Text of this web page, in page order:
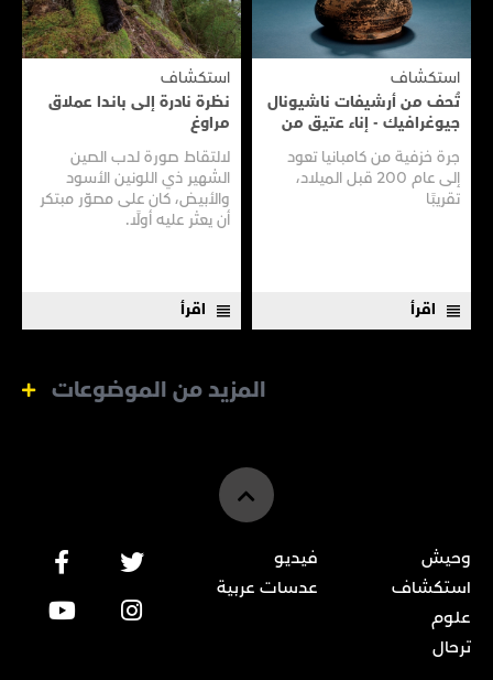
استكشاف
تُحف من أرشيفات ناشيونال
جيوغرافيك - إناء عتيق من
جرة خزفية من كامبانيا تعود
إلى عام 200 قبل الميلاد،
تقريبًا
اقرأ
استكشاف
نظرة نادرة إلى بانـدا عملاق
مراوغ
لالتقاط صورة لدب الصين
الشهير ذي اللونين الأسود
والأبيض، كان على مصوّر مبتكر
أن يعثر عليه أولًا.
اقرأ
المزيد من الموضوعات
وحيش
استكشاف
علوم
ترحال
فيديو
عدسات عربية